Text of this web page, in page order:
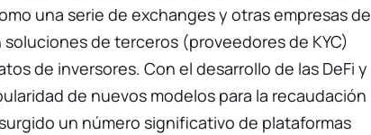
una serie de exchanges y otras empresas de
soluciones de terceros (proveedores de KYC)
de inversores. Con el desarrollo de las DeFi y
de nuevos modelos para la recaudación
un número significativo de plataformas